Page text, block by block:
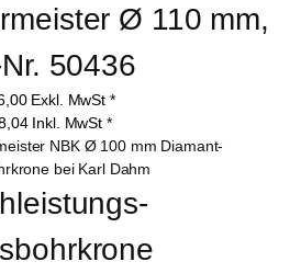
Ø 110 mm,
50436
Exkl. MwSt *
Inkl. MwSt *